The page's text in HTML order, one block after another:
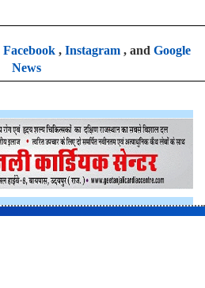
Facebook, Instagram, and Google
News